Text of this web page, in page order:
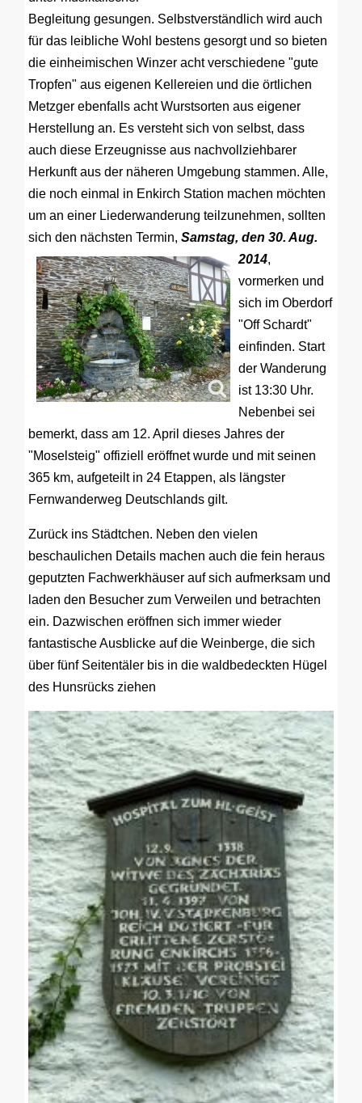
Begleitung gesungen. Selbstverständlich wird auch
für das leibliche Wohl bestens gesorgt und so bieten
die einheimischen Winzer acht verschiedene "gute
Tropfen" aus eigenen Kellereien und die örtlichen
Metzger ebenfalls acht Wurstsorten aus eigener
Herstellung an. Es versteht sich von selbst, dass
auch diese Erzeugnisse aus nachvollziehbarer
Herkunft aus der näheren Umgebung stammen. Alle,
die noch einmal in Enkirch Station machen möchten
um an einer Liederwanderung teilzunehmen, sollten
sich den nächsten Termin, Samstag, den 30. Aug.
2014,
vormerken und
sich im Oberdorf
"Off Schardt"
einfinden. Start
der Wanderung
ist 13:30 Uhr.
Nebenbei sei
bemerkt, dass am 12. April dieses Jahres der
"Moselsteig" offiziell eröffnet wurde und mit seinen
365 km, aufgeteilt in 24 Etappen, als längster
Fernwanderweg Deutschlands gilt.
Zurück ins Städtchen. Neben den vielen
beschaulichen Details machen auch die fein heraus
geputzten Fachwerkhäuser auf sich aufmerksam und
laden den Besucher zum Verweilen und betrachten
ein. Dazwischen eröffnen sich immer wieder
fantastische Ausblicke auf die Weinberge, die sich
über fünf Seitentäler bis in die waldbedeckten Hügel
des Hunsrücks ziehen